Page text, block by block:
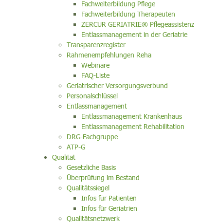
Fachweiterbildung Pflege
Fachweiterbildung Therapeuten
ZERCUR GERIATRIE® Pflegeassistenz
Entlassmanagement in der Geriatrie
Transparenzregister
Rahmenempfehlungen Reha
Webinare
FAQ-Liste
Geriatrischer Versorgungsverbund
Personalschlüssel
Entlassmanagement
Entlassmanagement Krankenhaus
Entlassmanagement Rehabilitation
DRG-Fachgruppe
ATP-G
Qualität
Gesetzliche Basis
Überprüfung im Bestand
Qualitätssiegel
Infos für Patienten
Infos für Geriatrien
Qualitätsnetzwerk